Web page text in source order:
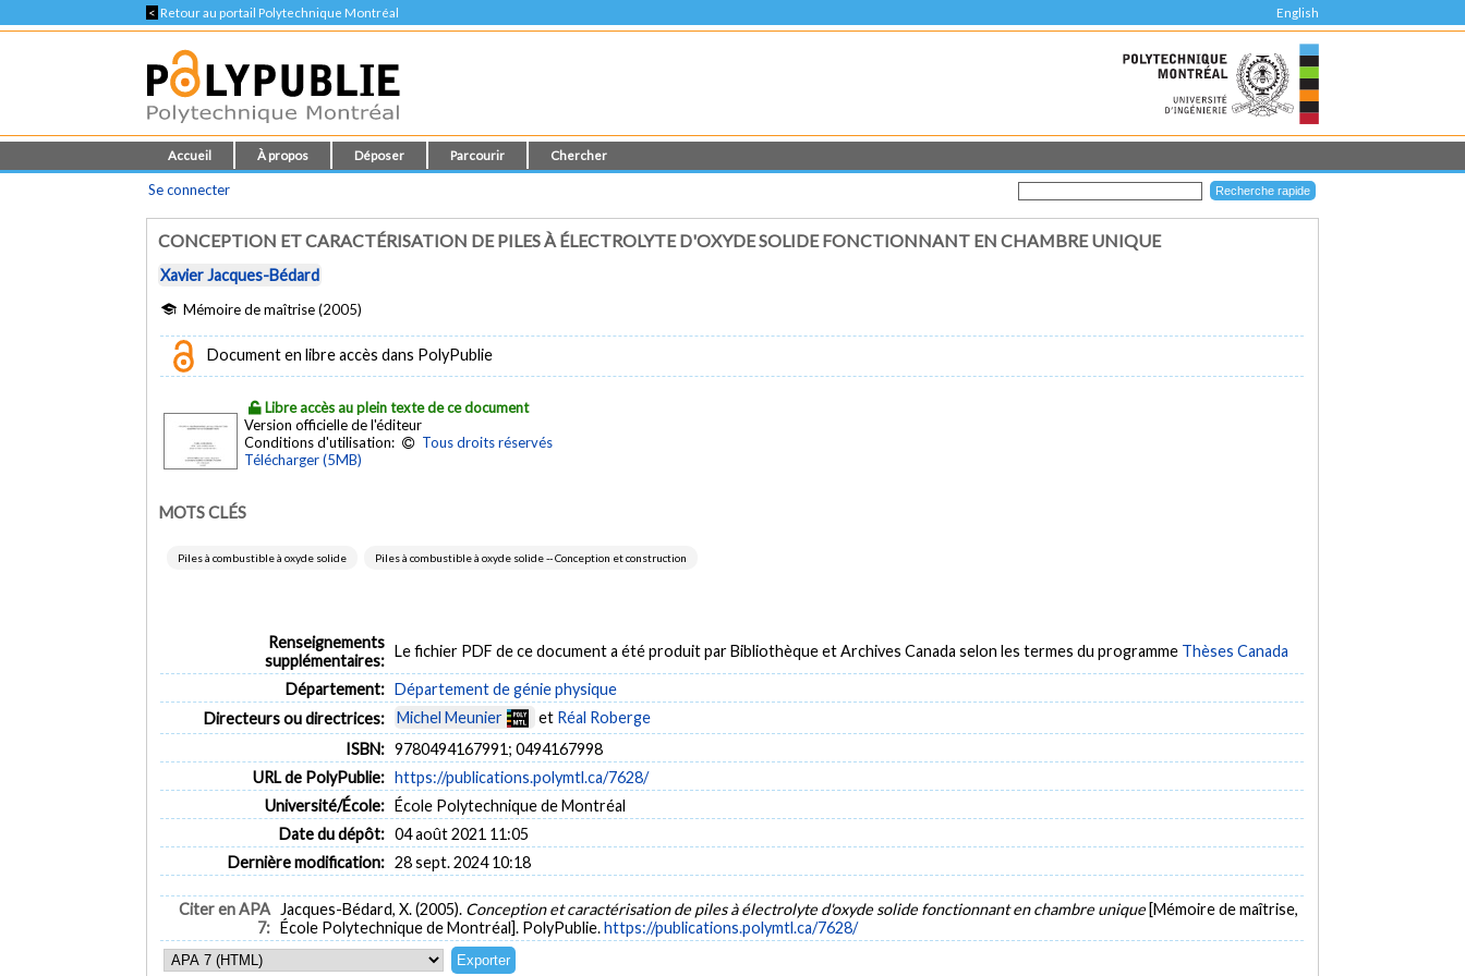
< Retour au portail Polytechnique Montréal English
Accueil À propos Déposer Parcourir Chercher
Se connecter
CONCEPTION ET CARACTÉRISATION DE PILES À ÉLECTROLYTE D'OXYDE SOLIDE FONCTIONNANT EN CHAMBRE UNIQUE
Xavier Jacques-Bédard
Mémoire de maîtrise (2005)
Document en libre accès dans PolyPublie
Libre accès au plein texte de ce document
Version officielle de l'éditeur
Conditions d'utilisation:
Tous droits réservés
Télécharger (5MB)
MOTS CLÉS
Piles à combustible à oxyde solide Piles à combustible à oxyde solide -- Conception et construction
Renseignements
supplémentaires:
Le fichier PDF de ce document a été produit par Bibliothèque et Archives Canada selon les termes du programme Thèses Canada
Département: Département de génie physique
Directeurs ou directrices:
Michel Meunier et Réal Roberge
ISBN: 9780494167991; 0494167998
URL de PolyPublie: https://publications.polymtl.ca/7628/
Université/École: École Polytechnique de Montréal
Date du dépôt: 04 août 2021 11:05
Dernière modification: 28 sept. 2024 10:18
Citer en APA
7:
Jacques-Bédard, X. (2005). Conception et caractérisation de piles à électrolyte d'oxyde solide fonctionnant en chambre unique [Mémoire de maîtrise,
École Polytechnique de Montréal]. PolyPublie.https://publications.polymtl.ca/7628/